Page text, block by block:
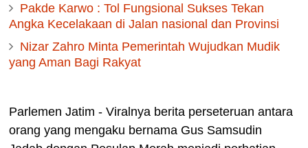
Pakde Karwo : Tol Fungsional Sukses Tekan
Angka Kecelakaan‎ di Jalan nasional dan Provinsi
Nizar Zahro Minta Pemerintah Wujudkan Mudik
yang Aman Bagi Rakyat
Parlemen Jatim - Viralnya berita perseteruan antara
orang yang mengaku bernama Gus Samsudin